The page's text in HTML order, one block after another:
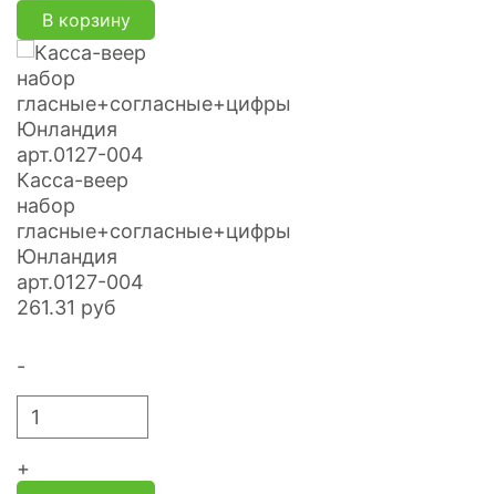
В корзину
Касса-веер
набор
гласные+согласные+цифры
Юнландия
арт.0127-004
261.31 руб
-
+